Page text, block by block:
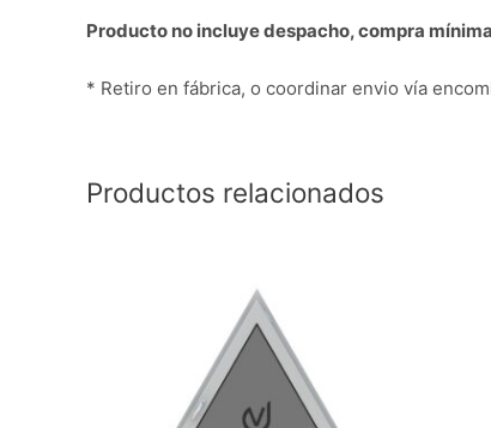
Producto no incluye despacho, compra
* Retiro en fábrica, o coordinar envio vía
Productos relacionados